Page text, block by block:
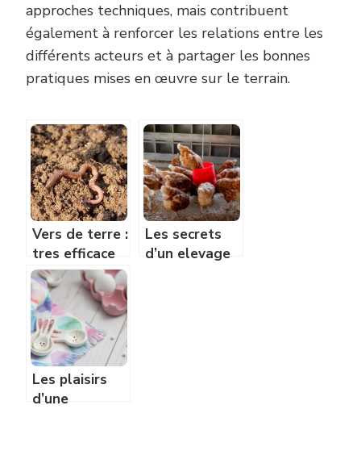
approches techniques, mais contribuent
également à renforcer les relations entre les
différents acteurs et à partager les bonnes
pratiques mises en œuvre sur le terrain.
Vers de terre :
tres efficace
pour fertiliser
le potager
Les secrets
d’un elevage
Les plaisirs
d’une